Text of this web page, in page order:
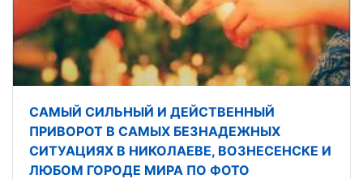
САМЫЙ СИЛЬНЫЙ И ДЕЙСТВЕННЫЙ
ПРИВОРОТ В САМЫХ БЕЗНАДЕЖНЫХ
СИТУАЦИЯХ В НИКОЛАЕВЕ, ВОЗНЕСЕНСКЕ И
ЛЮБОМ ГОРОДЕ МИРА ПО ФОТО